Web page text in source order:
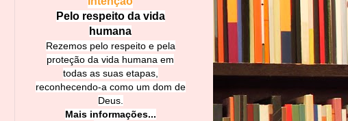
Pelo respeito da vida
humana
Rezemos pelo respeito e pela
proteção da vida humana em
todas as suas etapas,
reconhecendo-a como um dom de
Deus.
Mais informações...